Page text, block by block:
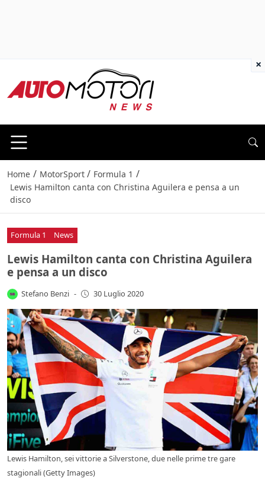
Home / MotorSport / Formula 1 /
Lewis Hamilton canta con Christina Aguilera e pensa a un
disco
Formula 1 News
Lewis Hamilton canta con Christina Aguilera
e pensa a un disco
Stefano Benzi - 30 Luglio 2020
Lewis Hamilton, sei vittorie a Silverstone, due nelle prime tre gare
stagionali (Getty Images)
×